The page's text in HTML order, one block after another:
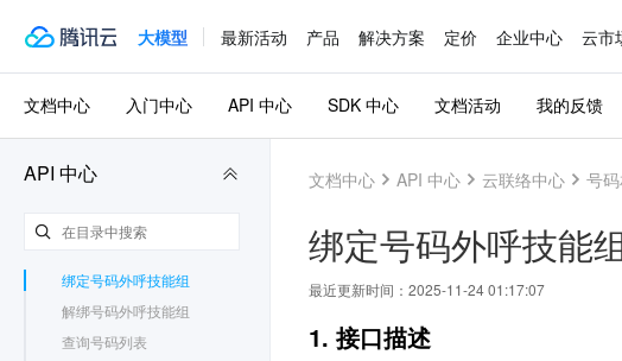
大模型 最新活动 产品 解决方案 定价 企业中心 云市
API 中心
云联络中心3.0
更新历史
简介
座席相关接口
绑定号码外呼技能组
解绑号码外呼技能组
查询号码列表
文档中心 入门中心 API 中心 SDK 中心 文档活动 我的反馈
文档中心 API 中心 云联络中心 号
绑定号码外呼技能
最近更新时间： 2025-11-24 01:17:07
1. 接口描述